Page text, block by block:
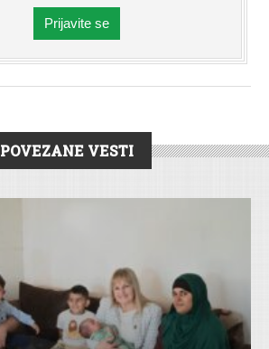
Prijavite se
POVEZANE VESTI